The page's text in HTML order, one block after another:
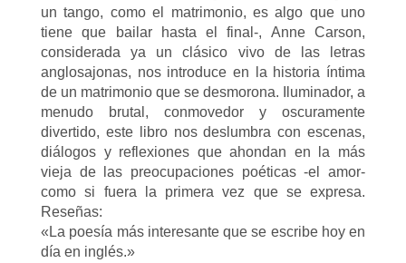
un tango, como el matrimonio, es algo que uno
tiene que bailar hasta el final-, Anne Carson,
considerada ya un clásico vivo de las letras
anglosajonas, nos introduce en la historia íntima
de un matrimonio que se desmorona. Iluminador, a
menudo brutal, conmovedor y oscuramente
divertido, este libro nos deslumbra con escenas,
diálogos y reflexiones que ahondan en la más
vieja de las preocupaciones poéticas -el amor-
como si fuera la primera vez que se expresa.
Reseñas:
«La poesía más interesante que se escribe hoy en
día en inglés.»